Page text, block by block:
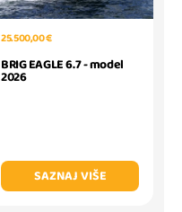
25.500,00 €
BRIG EAGLE 6.7 - model
2026
SAZNAJ VIŠE